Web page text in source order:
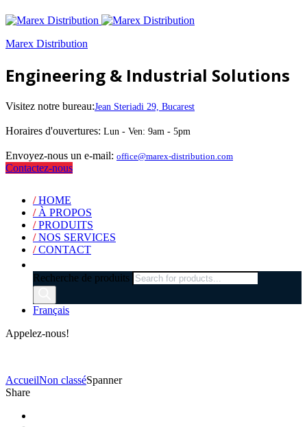
Marex Distribution
Engineering & Industrial Solutions
Visitez notre bureau:Jean Steriadi 29, Bucarest
Horaires d'ouvertures: Lun - Ven: 9am - 5pm
Envoyez-nous un e-mail: office@marex-distribution.com
Contactez-nous
/HOME
/ À PROPOS
/PRODUITS
/NOS SERVICES
/CONTACT
Recherche de produits
Français
Appelez-nous!
AccueilNon classéSpanner
Share